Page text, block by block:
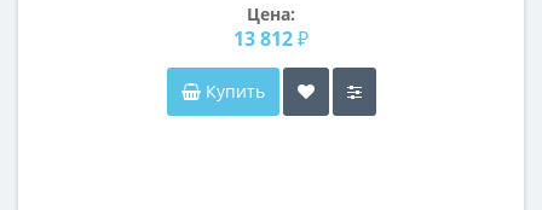
Цена:
13 812 ₽
Купить